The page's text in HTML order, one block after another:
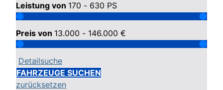
Leistung von 170 - 630 PS
Preis von 13.000 - 146.000 €
Detailsuche
FAHRZEUGE SUCHEN
zurücksetzen